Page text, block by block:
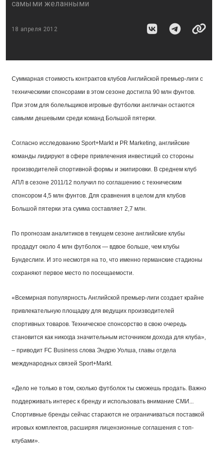
самыми желанными
18 апреля 2012
Суммарная стоимость контрактов клубов Английской премьер-лиги с
техническими спонсорами в этом сезоне достигла 90 млн фунтов.
При этом для болельщиков игровые футболки англичан остаются
самыми дешевыми среди команд Большой пятерки.
Согласно исследованию Sport+Markt и PR Marketing, английские
команды лидируют в сфере привлечения инвестиций со стороны
производителей спортивной формы и экипировки. В среднем клуб
АПЛ в сезоне 2011/12 получил по соглашению с техническим
спонсором 4,5 млн фунтов. Для сравнения в целом для клубов
Большой пятерки эта сумма составляет 2,7 млн.
По прогнозам аналитиков в текущем сезоне английские клубы
продадут около 4 млн футболок — вдвое больше, чем клубы
Бундеслиги. И это несмотря на то, что именно германские стадионы
сохраняют первое место по посещаемости.
«Всемирная популярность Английской премьер-лиги создает крайне
привлекательную площадку для ведущих производителей
спортивных товаров. Техническое спонсорство в свою очередь
становится как никогда значительным источником дохода для клуба»,
– приводит FC Business слова Эндрю Уолша, главы отдела
международных связей Sport+Markt.
«Дело не только в том, сколько футболок ты сможешь продать. Важно
поддерживать интерес к бренду и использовать внимание СМИ...
Спортивные бренды сейчас стараются не ограничиваться поставкой
игровых комплектов, расширяя лицензионные соглашения с топ-
клубами».